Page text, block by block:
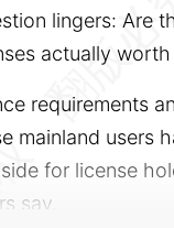
lingers: Are
actually worth
requirements
mainland users
for license
say.